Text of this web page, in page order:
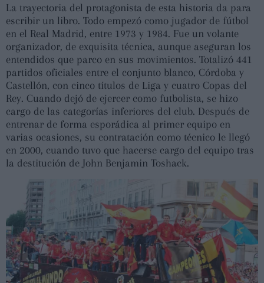
La trayectoria del protagonista de esta historia da para
escribir un libro. Todo empezó como jugador de fútbol
en el Real Madrid, entre 1973 y 1984. Fue un volante
organizador, de exquisita técnica, aunque aseguran los
entendidos que parco en sus movimientos. Totalizó 441
partidos oficiales entre el conjunto blanco, Córdoba y
Castellón, con cinco títulos de Liga y cuatro Copas del
Rey. Cuando dejó de ejercer como futbolista, se hizo
cargo de las categorías inferiores del club. Después de
entrenar de forma esporádica al primer equipo en
varias ocasiones, su contratación como técnico le llegó
en 2000, cuando tuvo que hacerse cargo del equipo tras
la destitución de John Benjamin Toshack.